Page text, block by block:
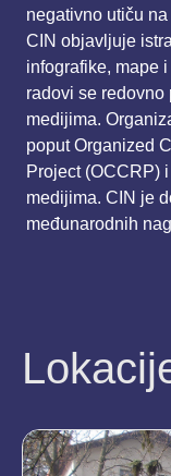
negativno utiču
CIN objavljuje
infografike, mape
radovi se redovno
medijima.
poput Organized
Project (OCCRP)
medijima. CIN je
međunarodnih